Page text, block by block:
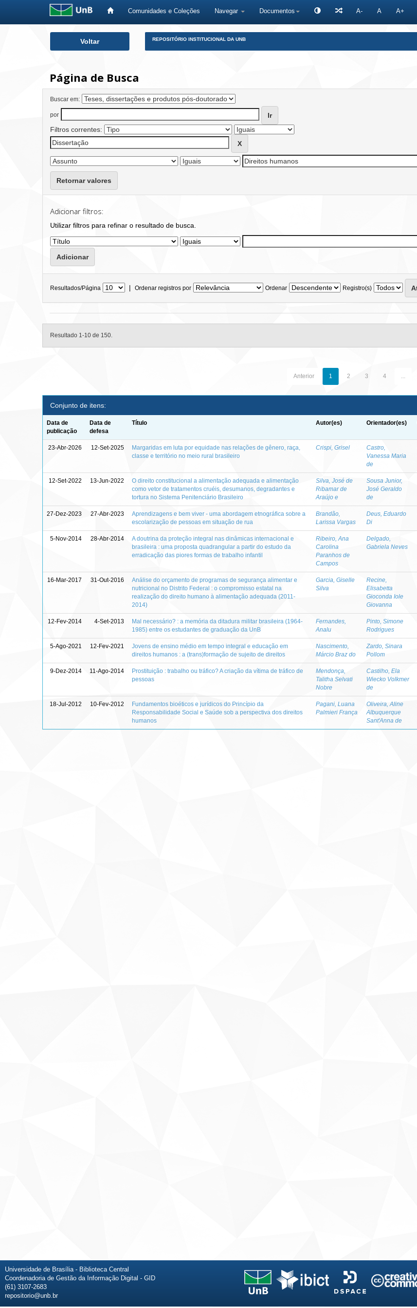
Comunidades e Coleções Navegar Documentos A- A A+
Voltar REPOSITÓRIO INSTITUCIONAL DA UNB
Página de Busca
Buscar em:
por
Filtros correntes:
Retornar valores
Adicionar filtros:
Utilizar filtros para refinar o resultado de busca.
Resultados/Página | Ordenar registros por Ordenar Registro(s)
Resultado 1-10 de 150.
Anterior 1 2 3 4 ...
Conjunto de itens:
Data de
publicação
Data de
defesa
Título Autor(es) Orientador(es)
23-Abr-2026 12-Set-2025
Margaridas em luta por equidade nas relações de gênero, raça,
classe e território no meio rural brasileiro
Crispi, Grisel
Castro,
Vanessa Maria
de
12-Set-2022 13-Jun-2022
O direito constitucional a alimentação adequada e alimentação
como vetor de tratamentos cruéis, desumanos, degradantes e
tortura no Sistema Penitenciário Brasileiro
Silva, José de
Ribamar de
Araújo e
Sousa Junior,
José Geraldo
de
27-Dez-2023 27-Abr-2023
Aprendizagens e bem viver - uma abordagem etnográfica sobre a
escolarização de pessoas em situação de rua
Brandão,
Larissa Vargas
Deus, Eduardo
Di
5-Nov-2014 28-Abr-2014
A doutrina da proteção integral nas dinâmicas internacional e
brasileira : uma proposta quadrangular a partir do estudo da
erradicação das piores formas de trabalho infantil
Ribeiro, Ana
Carolina
Paranhos de
Campos
Delgado,
Gabriela Neves
16-Mar-2017 31-Out-2016
Análise do orçamento de programas de segurança alimentar e
nutricional no Distrito Federal : o compromisso estatal na
realização do direito humano à alimentação adequada (2011-
2014)
Garcia, Giselle
Silva
Recine,
Elisabetta
Gioconda Iole
Giovanna
12-Fev-2014 4-Set-2013
Mal necessário? : a memória da ditadura militar brasileira (1964-
1985) entre os estudantes de graduação da UnB
Fernandes,
Analu
Pinto, Simone
Rodrigues
5-Ago-2021 12-Fev-2021
Jovens de ensino médio em tempo integral e educação em
direitos humanos : a (trans)formação de sujeito de direitos
Nascimento,
Márcio Braz do
Zardo, Sinara
Pollom
9-Dez-2014 11-Ago-2014
Prostituição : trabalho ou tráfico? A criação da vítima de tráfico de
pessoas
Mendonça,
Talitha Selvati
Nobre
Castilho, Ela
Wiecko Volkmer
de
18-Jul-2012 10-Fev-2012
Fundamentos bioéticos e jurídicos do Princípio da
Responsabilidade Social e Saúde sob a perspectiva dos direitos
humanos
Pagani, Luana
Palmieri França
Oliveira, Aline
Albuquerque
Sant'Anna de
Universidade de Brasília - Biblioteca Central
Coordenadoria de Gestão da Informação Digital - GID
(61) 3107-2683
repositorio@unb.br